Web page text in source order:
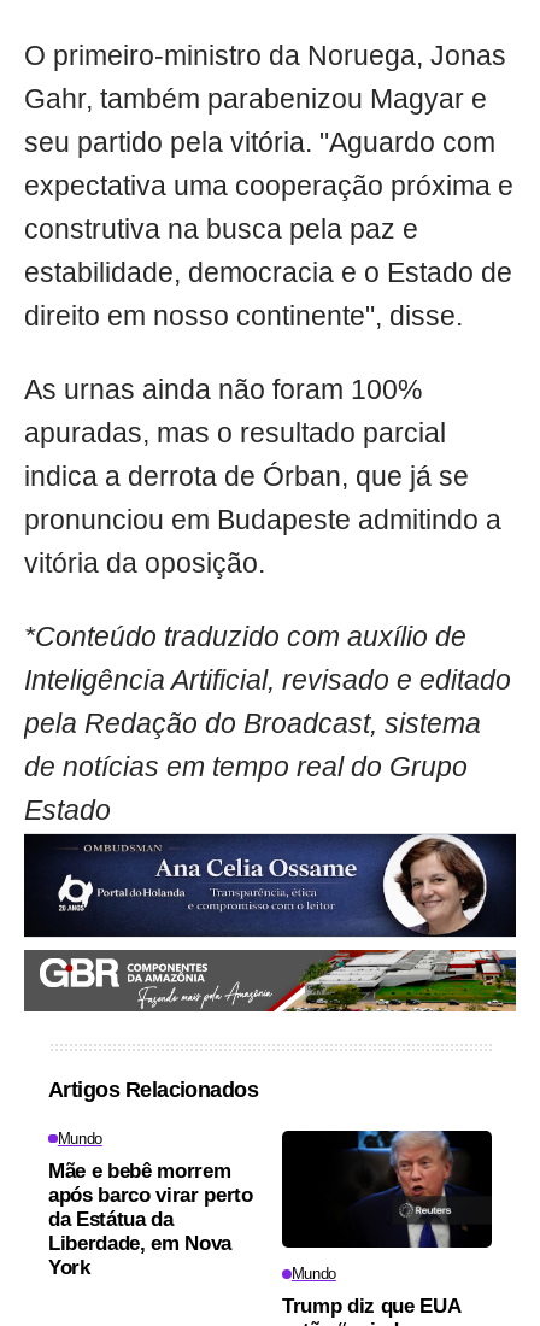
O primeiro-ministro da Noruega, Jonas
Gahr, também parabenizou Magyar e
seu partido pela vitória. "Aguardo com
expectativa uma cooperação próxima e
construtiva na busca pela paz e
estabilidade, democracia e o Estado de
direito em nosso continente", disse.
As urnas ainda não foram 100%
apuradas, mas o resultado parcial
indica a derrota de Órban, que já se
pronunciou em Budapeste admitindo a
vitória da oposição.
*Conteúdo traduzido com auxílio de
Inteligência Artificial, revisado e editado
pela Redação do Broadcast, sistema
de notícias em tempo real do Grupo
Estado
Artigos Relacionados
Mundo
Mãe e bebê morrem
após barco virar perto
da Estátua da
Liberdade, em Nova
York
Mundo
Trump diz que EUA